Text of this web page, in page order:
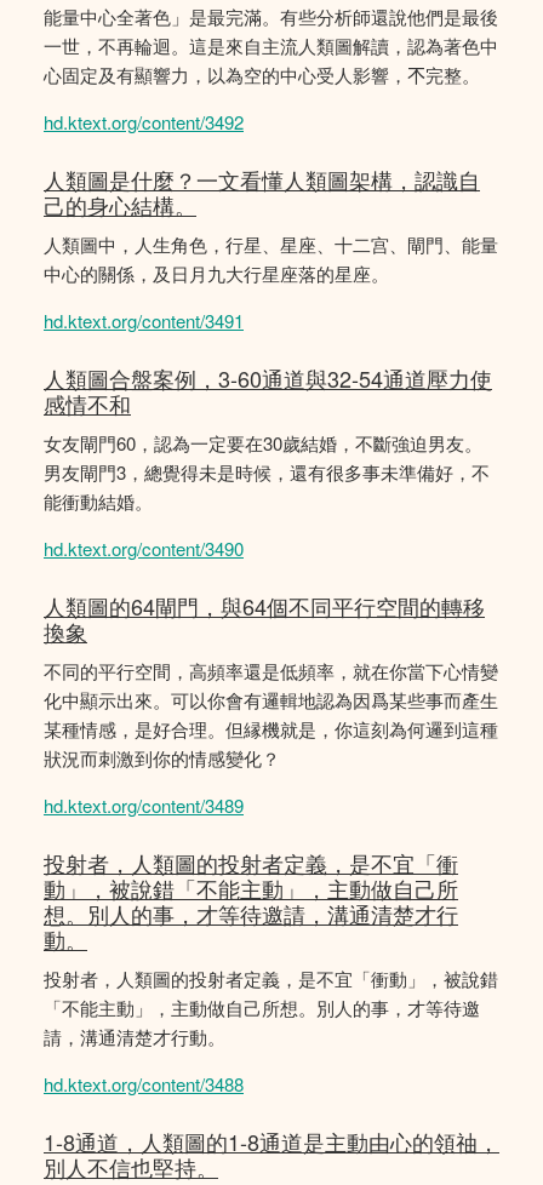
能量中心全著色」是最完滿。有些分析師還說他們是最後
一世，不再輪迴。這是來自主流人類圖解讀，認為著色中
心固定及有顯響力，以為空的中心受人影響，𣎴完整。
hd.ktext.org/content/3492
人類圖是什麼？一文看懂人類圖架構，認識自
己的身心結構。
人類圖中，人生角色，行星、星座、十二宫、閘門、能量
中心的關係，及日月九大行星座落的星座。
hd.ktext.org/content/3491
人類圖合盤案例，3-60通道與32-54通道壓力使
感情不和
女友閘門60，認為一定要在30歲結婚，不斷強迫男友。
男友閘門3，總覺得未是時候，還有很多事未準備好，不
能衝動結婚。
hd.ktext.org/content/3490
人類圖的64閘門，與64個不同平行空間的轉移
換象
不同的平行空間，高頻率還是低頻率，就在你當下心情變
化中顯示出來。可以你會有邏輯地認為因爲某些事而產生
某種情感，是好合理。但縁機就是，你這刻為何邏到這種
狀況而刺激到你的情感變化？
hd.ktext.org/content/3489
投射者，人類圖的投射者定義，是不宜「衝
動」，被說錯「不能主動」，主動做自己所
想。別人的事，才等待邀請，溝通清楚才行
動。
投射者，人類圖的投射者定義，是不宜「衝動」，被說錯
「不能主動」，主動做自己所想。別人的事，才等待邀
請，溝通清楚才行動。
hd.ktext.org/content/3488
1-8通道，人類圖的1-8通道是主動由心的領䄂，
別人不信也堅持。